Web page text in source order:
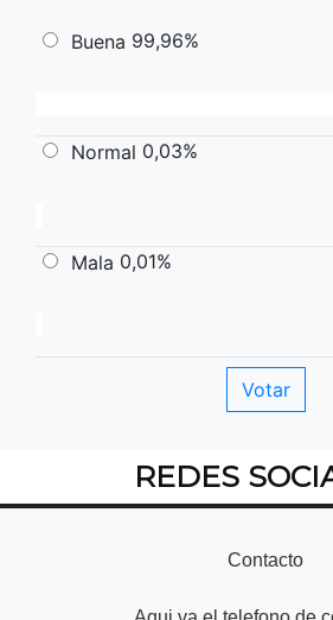
Buena 99,96%
Normal 0,03%
Mala 0,01%
REDES
Contacto